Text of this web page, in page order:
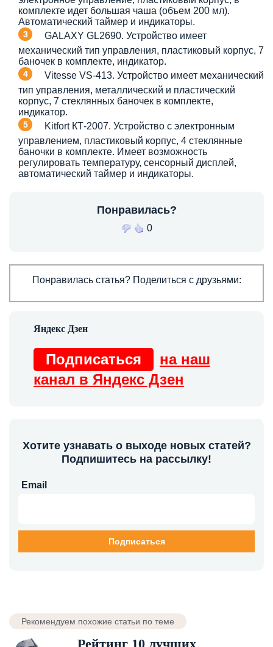
комплекте идет большая чаша (объем 200 мл).
Автоматический таймер и индикаторы.
GALAXY GL2690. Устройство имеет
механический тип управления, пластиковый корпус, 7
баночек в комплекте, индикатор.
Vitesse VS-413. Устройство имеет механический
тип управления, металлический и пластический
корпус, 7 стеклянных баночек в комплекте,
индикатор.
Kitfort КТ-2007. Устройство с электронным
управлением, пластиковый корпус, 4 стеклянные
баночки в комплекте. Имеет возможность
регулировать температуру, сенсорный дисплей,
автоматический таймер и индикаторы.
Понравилась?
0
Понравилась статья? Поделиться с друзьями:
Подписаться
на наш
канал в Яндекс Дзен
Хотите узнавать о выходе новых статей?
Подпишитесь на рассылку!
Email
Рекомендуем похожие статьи по теме
Рейтинг 10 лучших